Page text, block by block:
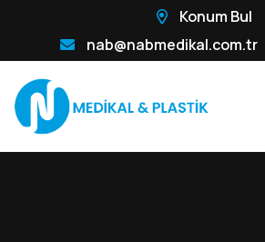
Konum Bul
nab@nabmedikal.com.tr